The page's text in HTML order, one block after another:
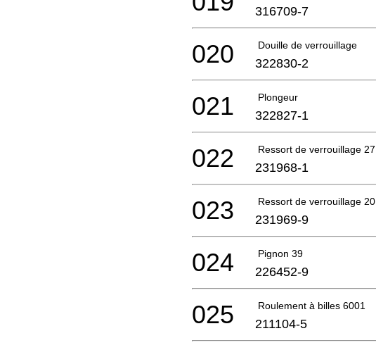
316709-7
Douille de verrouillage
020 322830-2
Plongeur
021 322827-1
Ressort de verrouillage 27
022 231968-1
Ressort de verrouillage 20
023 231969-9
Pignon 39
024 226452-9
Roulement à billes 6001
025 211104-5